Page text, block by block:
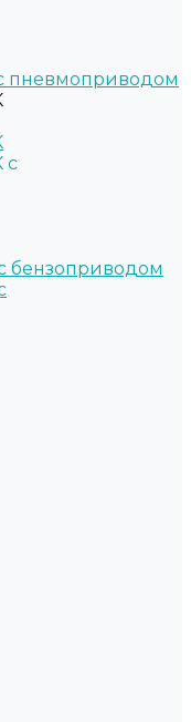
пневмоприводом
c
бензоприводом